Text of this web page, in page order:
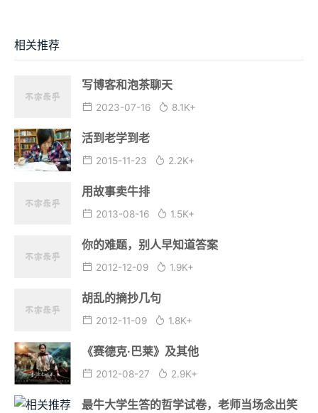
相关推荐
写博客和泡茶聊天
2023-07-16 8.1K+
活到老学到老
2015-11-23 2.2K+
用故事卖牛排
2013-08-16 1.5K+
你的难题，别人早知道答案
2012-12-09 1.9K+
胡乱的摘抄几句
2012-11-09 1.8K+
《赛德克·巴莱》及其他
2012-08-27 2.9K+
最牛大学生答的哲学试卷，老师当场念出笑